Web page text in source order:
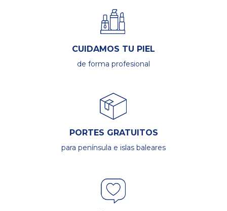
CUIDAMOS TU PIEL
de forma profesional
PORTES GRATUITOS
para península e islas baleares